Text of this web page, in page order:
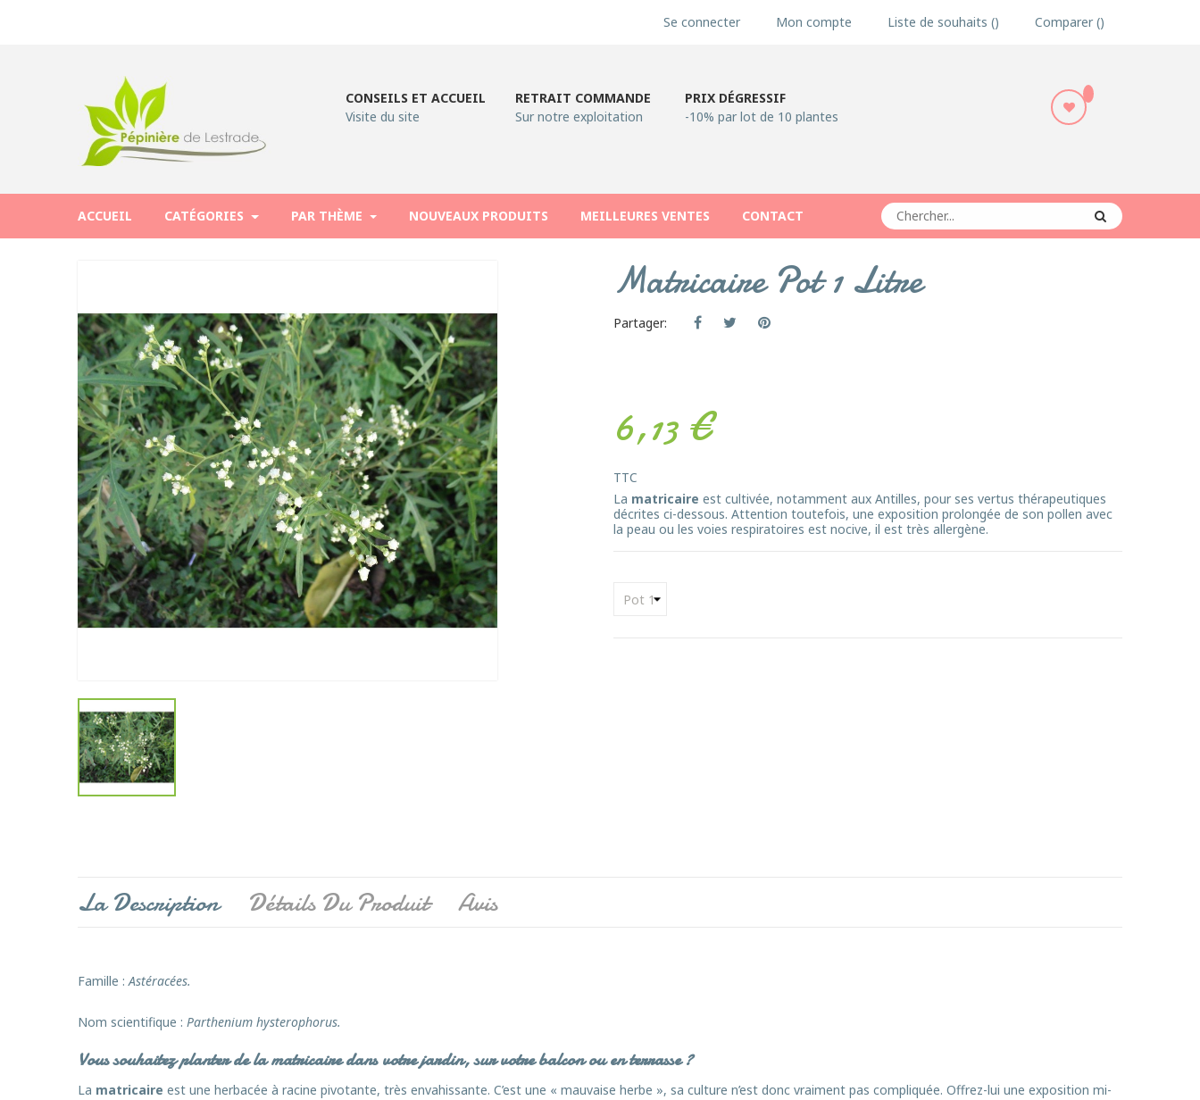
Se connecter Mon compte Liste de souhaits Comparer
CONSEILS ET ACCUEIL
Visite du site
RETRAIT COMMANDE
Sur notre exploitation
PRIX DÉGRESSIF
-10% par lot de 10 plantes
ACCUEIL CATÉGORIES PAR THÈME NOUVEAUX PRODUITS MEILLEURES VENTES CONTACT
Matricaire Pot 1 Litre
Partager:
6,13 €
TTC
La matricaire est cultivée, notamment aux Antilles, pour ses vertus thérapeutiques
décrites ci-dessous. Attention toutefois, une exposition prolongée de son pollen avec
la peau ou les voies respiratoires est nocive, il est très allergène.
La Description Détails Du Produit Avis
Famille :Astéracées.
Nom scientifique : Parthenium hysterophorus.
Vous souhaitez planter de la matricaire dans votre jardin, sur votre balcon ou en terrasse ?
La matricaire est une herbacée à racine pivotante, très envahissante. C’est une « mauvaise herbe », sa culture n’est donc vraiment pas compliquée. Offrez-lui une exposition mi-